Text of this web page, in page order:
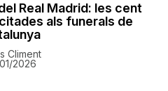
Real Madrid: les cent
als funerals de
Climent
2026